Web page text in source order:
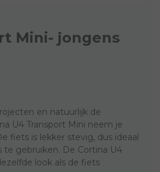
Mini- jongens
en natuurlijk de
U4 Transport Mini neem je
fiets is lekker stevig, dus ideaal
te gebruiken. De Cortina U4
look als de fiets